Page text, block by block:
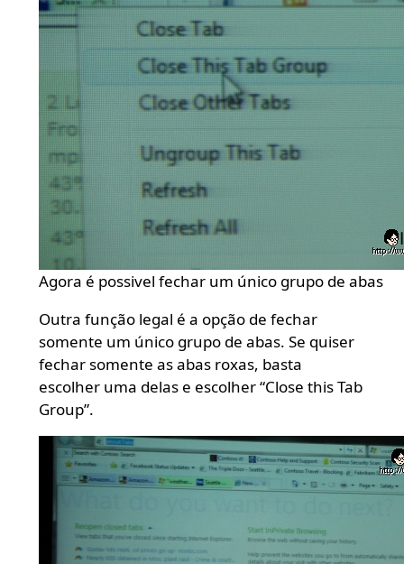
Agora é possivel fechar um único grupo de abas
Outra função legal é a opção de fechar
somente um único grupo de abas. Se quiser
fechar somente as abas roxas, basta
escolher uma delas e escolher “Close this Tab
Group”.